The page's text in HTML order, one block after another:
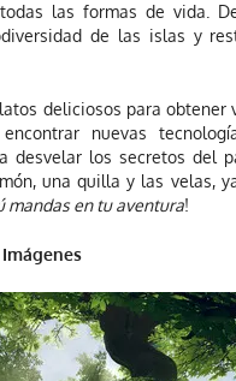
las formas de vida.
de las islas y
deliciosos para obtener
nuevas
desvelar los secretos del
una quilla y las velas,
mandas en tu aventura!
Imágenes